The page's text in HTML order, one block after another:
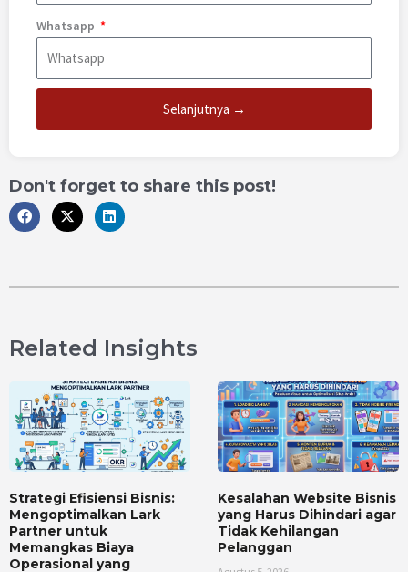
Whatsapp
Selanjutnya →
Don't forget to share this post!
Related Insights
Strategi Efisiensi Bisnis:
Mengoptimalkan Lark
Partner untuk
Memangkas Biaya
Operasional yang
Kesalahan Website Bisnis
yang Harus Dihindari agar
Tidak Kehilangan
Pelanggan